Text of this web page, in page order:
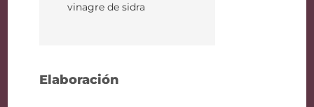
vinagre de sidra
Elaboración